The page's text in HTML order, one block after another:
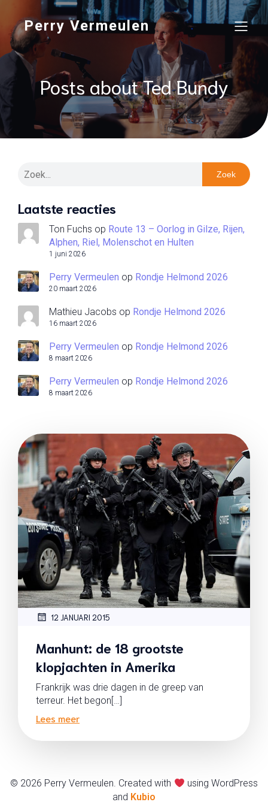
Perry Vermeulen
Posts about Ted Bundy
Zoek
Laatste reacties
Ton Fuchs op Route 13 – Oorlog in Gilze, Rijen,
Alphen, Riel, Molenschot en Hulten
1 juni 2026
Perry Vermeulen op Rondje Helmond 2026
20 maart 2026
Mathieu Jacobs op Rondje Helmond 2026
16 maart 2026
Perry Vermeulen op Rondje Helmond 2026
8 maart 2026
Perry Vermeulen op Rondje Helmond 2026
8 maart 2026
12 JANUARI 2015
Manhunt: de 18 grootste
klopjachten in Amerika
Frankrijk was drie dagen in de greep van
terreur. Het begon[…]
Lees meer
© 2026 Perry Vermeulen. Created with
using WordPress
and Kubio